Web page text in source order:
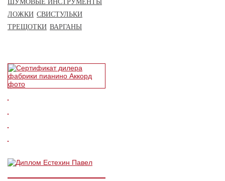
ШУМОВЫЕ ИНСТРУМЕНТЫ
ЛОЖКИ СВИСТУЛЬКИ
ТРЕЩОТКИ ВАРГАНЫ